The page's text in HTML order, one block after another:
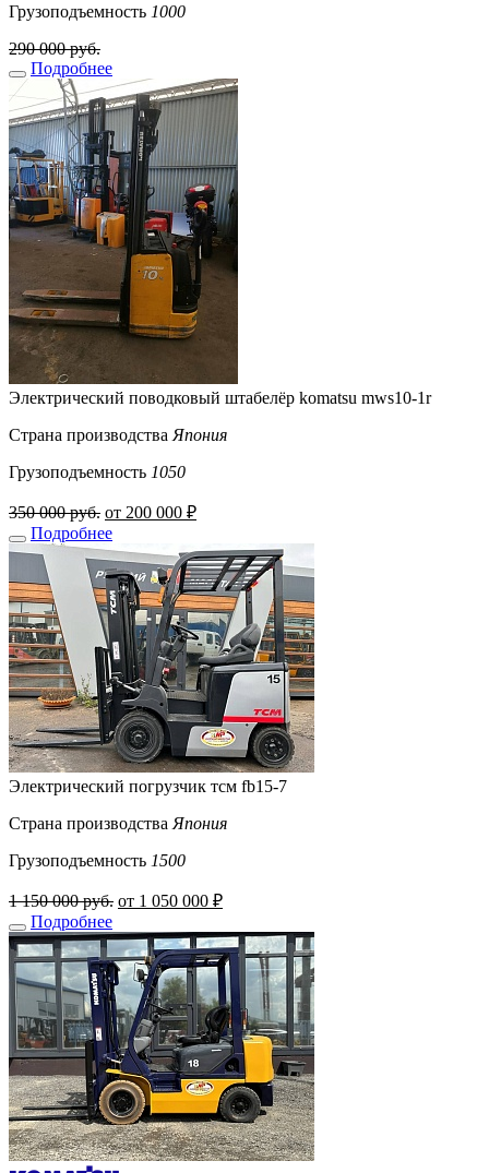
Грузоподъемность 1000
290 000 руб.
Подробнее
Электрический поводковый штабелёр komatsu mws10-1r
Страна производства Япония
Грузоподъемность 1050
350 000 руб. от 200 000 ₽
Подробнее
Электрический погрузчик тсм fb15-7
Страна производства Япония
Грузоподъемность 1500
1 150 000 руб. от 1 050 000 ₽
Подробнее